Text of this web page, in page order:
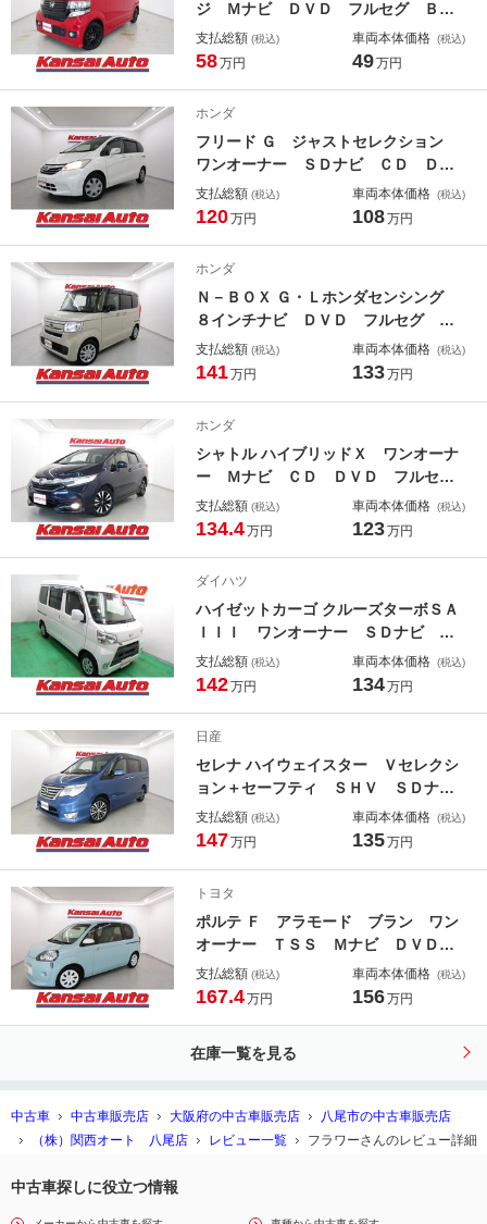
ジ Ｍナビ ＤＶＤ フルセグ Ｂｌ
ｕｅｔｏｏｔｈ ＣＴＢＡ バックカ
メラ ドラレコ ＥＴＣ ステアスイ
アワイパー チルトステア ＡＢＳ
支払総額 (税込)
58万円
車両本体価格 (税込)
49万円
ホンダ
フリード Ｇ ジャストセレクション
ワンオーナー ＳＤナビ ＣＤ ＤＶ
Ｄ フルセグ Ｂｌｕｅｔｏｏｔｈ
ドラレコ バックカメラ Ｐガラス
ー リアワイパー Ｗエアバック
支払総額 (税込)
120万円
車両本体価格 (税込)
108万円
ホンダ
Ｎ－ＢＯＸ Ｇ・Ｌホンダセンシング
８インチナビ ＤＶＤ フルセグ Ｅ
ＴＣ ドラレコ バックカメラ 両側
電動ドア スマートキー Ｐスター
スイッチ ＵＳＢ シートヒーター
支払総額 (税込)
141万円
車両本体価格 (税込)
133万円
ホンダ
シャトル ハイブリッドＸ ワンオーナ
ー Ｍナビ ＣＤ ＤＶＤ フルセ
グ Ｂｌｕｅｔｏｏｔｈ バックカメ
ラ ＥＴＣ ＣＴＢＡ Ｐシフト ス
ォグ ハーフレザー
支払総額 (税込)
134.4万円
車両本体価格 (税込)
123万円
ダイハツ
ハイゼットカーゴ クルーズターボＳＡ
ＩＩＩ ワンオーナー ＳＤナビ Ｃ
Ｄ ＤＶＤ フルセグ Ｂｌｕｅｔｏ
ｏｔｈ バックカメラ Ａストップ
ム レベライザー リアワイパー Ａ
ＢＳ
支払総額 (税込)
142万円
車両本体価格 (税込)
134万円
日産
セレナ ハイウェイスター Ｖセレクシ
ョン＋セーフティ ＳＨＶ ＳＤナ
ビ ＤＶＤ フルセグ Ｂｌｕｅｔｏ
ｏｔｈ ソナー Ａモニター Ａスト
Ｄヘッド フォグ シートリフター
リアワイパー １６アルミ
支払総額 (税込)
147万円
車両本体価格 (税込)
135万円
トヨタ
ポルテ Ｆ アラモード ブラン ワン
オーナー ＴＳＳ Ｍナビ ＤＶＤ
フルセグ Ｂｌｕｅｔｏｏｔｈ Ｒソ
ナー バックカメラ ドラレコ Ａス
ラー オートコーナーポール
支払総額 (税込)
167.4万円
車両本体価格 (税込)
156万円
在庫一覧を見る
中古車 中古車販売店 大阪府の中古車販売店
八尾市の中古車販売店
（株）関西オート 八尾店
レビュー一覧 フラワーさんのレビュー詳細
中古車探しに役立つ情報